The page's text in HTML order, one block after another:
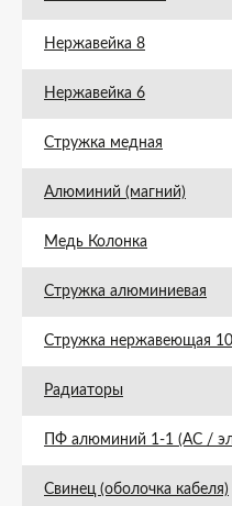
Нержавейка 8
Нержавейка 6
Стружка медная
Алюминий (магний)
Медь Колонка
Стружка алюминиевая
Стружка нержавеющая 10
Радиаторы
ПФ алюминий 1-1 (АС /
Свинец (оболочка кабеля)